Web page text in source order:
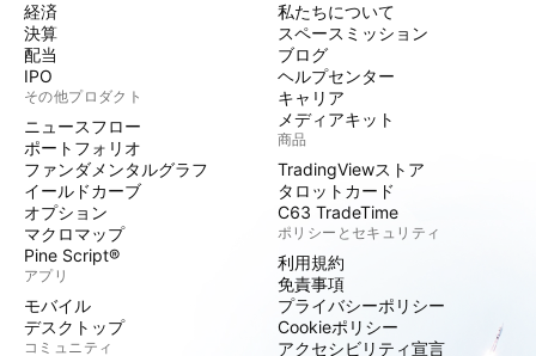
経済
決算
配当
IPO
その他プロダクト
ニュースフロー
ポートフォリオ
ファンダメンタルグラフ
イールドカーブ
オプション
マクロマップ
Pine Script®
アプリ
モバイル
デスクトップ
コミュニティ
私たちについて
スペースミッション
ブログ
ヘルプセンター
キャリア
メディアキット
商品
TradingViewストア
タロットカード
C63 TradeTime
ポリシーとセキュリティ
利用規約
免責事項
プライバシーポリシー
Cookieポリシー
アクセシビリティ宣言